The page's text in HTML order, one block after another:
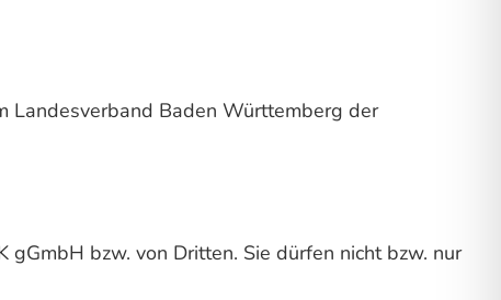
Landesverband Baden Württemberg der
bzw. von Dritten. Sie dürfen nicht bzw. nur